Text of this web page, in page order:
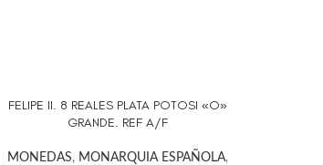
AÑADIR AL CARRITO
FELIPE II. 8 REALES PLATA POTOSI «O»
GRANDE. REF A/F
MONEDAS, MONARQUIA ESPAÑOLA,